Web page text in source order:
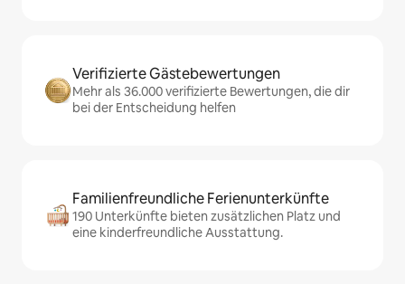
Verifizierte Gästebewertungen
Mehr als 36.000 verifizierte Bewertungen, die dir
bei der Entscheidung helfen
Familienfreundliche Ferienunterkünfte
190 Unterkünfte bieten zusätzlichen Platz und
eine kinderfreundliche Ausstattung.